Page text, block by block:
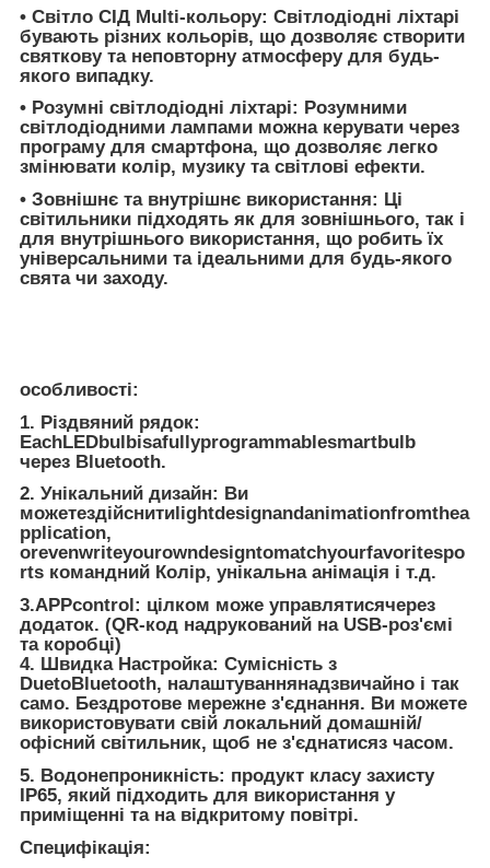
• Світло СІД Multi-кольору: Світлодіодні ліхтарі
бувають різних кольорів, що дозволяє створити
святкову та неповторну атмосферу для будь-
якого випадку.
• Розумні світлодіодні ліхтарі: Розумними
світлодіодними лампами можна керувати через
програму для смартфона, що дозволяє легко
змінювати колір, музику та світлові ефекти.
• Зовнішнє та внутрішнє використання: Ці
світильники підходять як для зовнішнього, так і
для внутрішнього використання, що робить їх
універсальними та ідеальними для будь-якого
свята чи заходу.
особливості:
1. Різдвяний рядок:
EachLEDbulbisafullyprogrammablesmartbulb
через Bluetooth.
2. Унікальний дизайн: Ви
можетездійснитиlightdesignandanimationfromthea
pplication,
orevenwriteyourowndesigntomatchyourfavoritespo
rts командний Колір, унікальна анімація і т.д.
3.APPcontrol: цілком може управлятисячерез
додаток. (QR-код надрукований на USB-роз'ємі
та коробці)
4. Швидка Настройка: Сумісність з
DuetoBluetooth, налаштуваннянадзвичайно і так
само. Бездротове мережне з'єднання. Ви можете
використовувати свій локальний домашній/
офісний світильник, щоб не з'єднатисяз часом.
5. Водонепроникність: продукт класу захисту
IP65, який підходить для використання у
приміщенні та на відкритому повітрі.
Специфікація: